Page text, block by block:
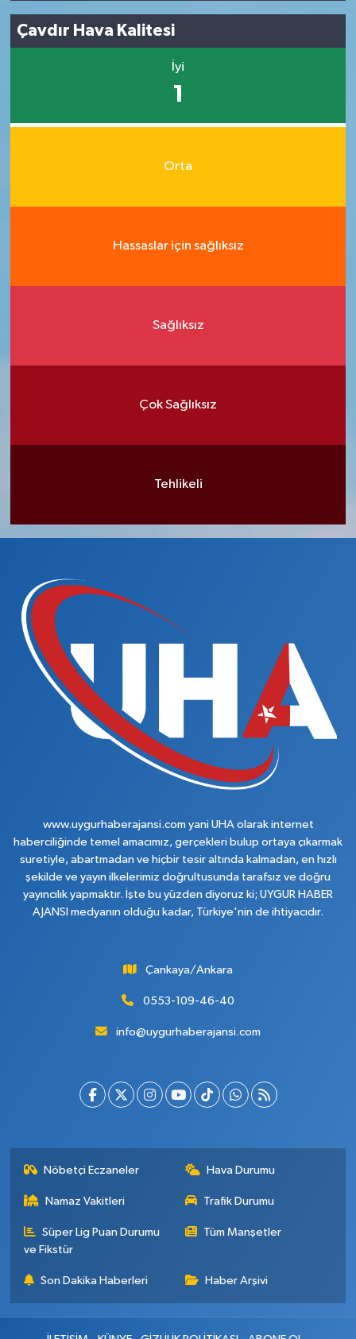
Çavdır Hava Kalitesi
İyi
1
Orta
Hassaslar için sağlıksız
Sağlıksız
Çok Sağlıksız
Tehlikeli
www.uygurhaberajansi.com yani UHA olarak internet
haberciliğinde temel amacımız, gerçekleri bulup ortaya çıkarmak
suretiyle, abartmadan ve hiçbir tesir altında kalmadan, en hızlı
şekilde ve yayın ilkelerimiz doğrultusunda tarafsız ve doğru
yayıncılık yapmaktır. İşte bu yüzden diyoruz ki; UYGUR HABER
AJANSI medyanın olduğu kadar, Türkiye'nin de ihtiyacıdır.
Çankaya/Ankara
0553-109-46-40
info@uygurhaberajansi.com
Nöbetçi Eczaneler Hava Durumu
Namaz Vakitleri Trafik Durumu
Süper Lig Puan Durumu
ve Fikstür
Tüm Manşetler
Son Dakika Haberleri Haber Arşivi